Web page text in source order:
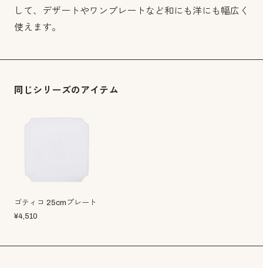
して、デザートやワンプレートなど和にも洋にも幅広く
使えます。
同じシリーズのアイテム
ゴティコ 25cmプレート
¥4,510